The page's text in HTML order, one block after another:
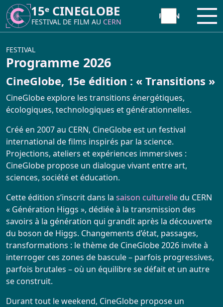
15ᵉ CINEGLOBE
FESTIVAL DE FILM AUCERN
FESTIVAL
Programme 2026
CineGlobe, 15e édition : « Transitions »
CineGlobe explore les transitions énergétiques,
écologiques, technologiques et générationnelles.
Créé en 2007 au CERN, CineGlobe est un festival
international de films inspirés par la science.
Projections, ateliers et expériences immersives :
CineGlobe propose un dialogue vivant entre art,
sciences, société et éducation.
Cette édition s’inscrit dans la saison culturelledu CERN
« Génération Higgs », dédiée à la transmission des
savoirs à la génération qui grandit après la découverte
du boson de Higgs. Changements d’état, passages,
transformations : le thème de CineGlobe 2026 invite à
interroger ces zones de bascule – parfois progressives,
parfois brutales – où un équilibre se défait et un autre
se construit.
Durant tout le weekend, CineGlobe propose un
15ᵉ CINEGLOBE
FESTIVAL DE FILM AUCERN
CineGlobe ?
Partenaires
Newsletter
Contact
INITIATIVE
Atelier Animation Moviola
Atelier Tetra Pak Camera
Cinema Caravane
Minima Cinema
FESTIVAL
Programme 2026
CineGlobe 2026 – Photo Album
Retour sur la 15ème édition
Infos Pratiques
Réservation